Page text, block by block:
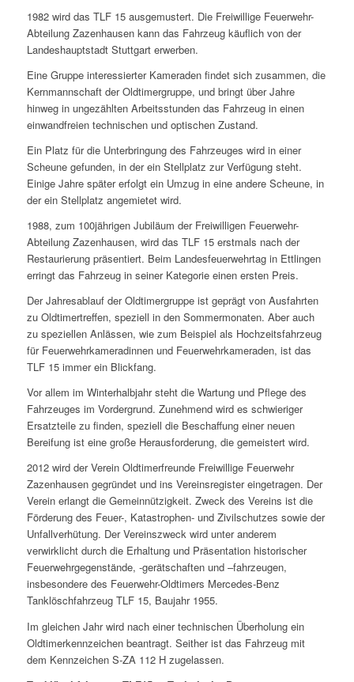
1982 wird das TLF 15 ausgemustert. Die Freiwillige Feuerwehr-
Abteilung Zazenhausen kann das Fahrzeug käuflich von der
Landeshauptstadt Stuttgart erwerben.
Eine Gruppe interessierter Kameraden findet sich zusammen, die
Kernmannschaft der Oldtimergruppe, und bringt über Jahre
hinweg in ungezählten Arbeitsstunden das Fahrzeug in einen
einwandfreien technischen und optischen Zustand.
Ein Platz für die Unterbringung des Fahrzeuges wird in einer
Scheune gefunden, in der ein Stellplatz zur Verfügung steht.
Einige Jahre später erfolgt ein Umzug in eine andere Scheune, in
der ein Stellplatz angemietet wird.
1988, zum 100jährigen Jubiläum der Freiwilligen Feuerwehr-
Abteilung Zazenhausen, wird das TLF 15 erstmals nach der
Restaurierung präsentiert. Beim Landesfeuerwehrtag in Ettlingen
erringt das Fahrzeug in seiner Kategorie einen ersten Preis.
Der Jahresablauf der Oldtimergruppe ist geprägt von Ausfahrten
zu Oldtimertreffen, speziell in den Sommermonaten. Aber auch
zu speziellen Anlässen, wie zum Beispiel als Hochzeitsfahrzeug
für Feuerwehrkameradinnen und Feuerwehrkameraden, ist das
TLF 15 immer ein Blickfang.
Vor allem im Winterhalbjahr steht die Wartung und Pflege des
Fahrzeuges im Vordergrund. Zunehmend wird es schwieriger
Ersatzteile zu finden, speziell die Beschaffung einer neuen
Bereifung ist eine große Herausforderung, die gemeistert wird.
2012 wird der Verein Oldtimerfreunde Freiwillige Feuerwehr
Zazenhausen gegründet und ins Vereinsregister eingetragen. Der
Verein erlangt die Gemeinnützigkeit. Zweck des Vereins ist die
Förderung des Feuer-, Katastrophen- und Zivilschutzes sowie der
Unfallverhütung. Der Vereinszweck wird unter anderem
verwirklicht durch die Erhaltung und Präsentation historischer
Feuerwehrgegenstände, -gerätschaften und –fahrzeugen,
insbesondere des Feuerwehr-Oldtimers Mercedes-Benz
Tanklöschfahrzeug TLF 15, Baujahr 1955.
Im gleichen Jahr wird nach einer technischen Überholung ein
Oldtimerkennzeichen beantragt. Seither ist das Fahrzeug mit
dem Kennzeichen S-ZA 112 H zugelassen.